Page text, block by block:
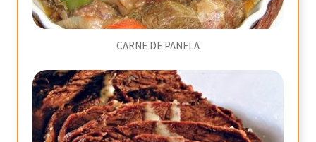
CARNE DE PANELA